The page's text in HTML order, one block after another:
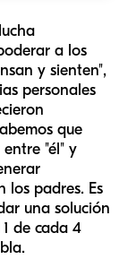
a los
y sienten",
personales
que
"él" y
los padres. Es
una solución
de cada 4